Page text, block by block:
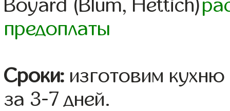
Boyard (Blum, Hettich)
предоплаты
Сроки: изготовим
за 3-7 дней.